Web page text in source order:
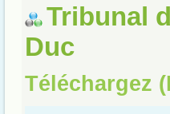
Tribunal
Duc
Téléchargez